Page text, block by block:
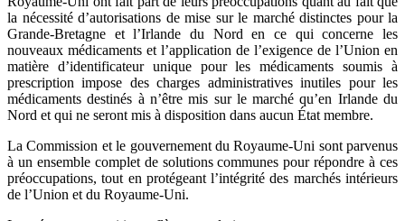
la nécessité d’autorisations de mise sur le marché distinctes pour la
Grande-Bretagne et l’Irlande du Nord en ce qui concerne les
nouveaux médicaments et l’application de l’exigence de l’Union en
matière d’identificateur unique pour les médicaments soumis à
prescription impose des charges administratives inutiles pour les
médicaments destinés à n’être mis sur le marché qu’en Irlande du
Nord et qui ne seront mis à disposition dans aucun État membre.
La Commission et le gouvernement du Royaume-Uni sont parvenus
à un ensemble complet de solutions communes pour répondre à ces
préoccupations, tout en protégeant l’intégrité des marchés intérieurs
de l’Union et du Royaume-Uni.